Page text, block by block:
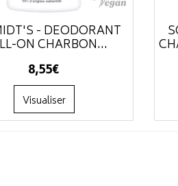
- DÉODORANT
ON CHARBON...
8,55€
Visualiser